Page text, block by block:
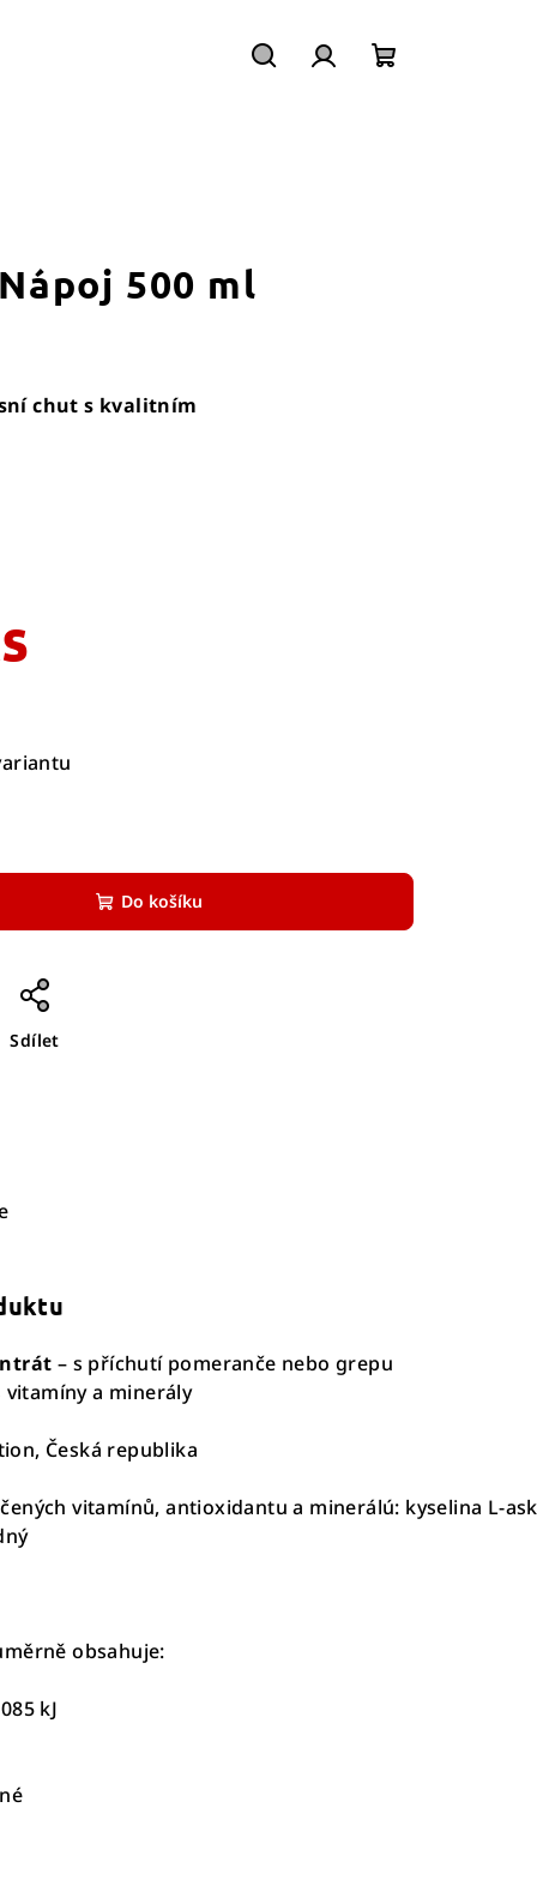
500 ml
chut s kvalitním
Do košíku
Sdílet
– s příchutí pomeranče nebo grepu
vitamíny a minerály
Česká republika
vitamínů, antioxidantu a minerálú: kyselina L-
obsahuje:
kJ